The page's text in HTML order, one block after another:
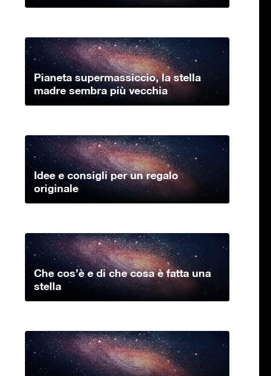
Pianeta supermassiccio, la stella
madre sembra più vecchia
Idee e consigli per un regalo
originale
Che cos’è e di che cosa è fatta una
stella